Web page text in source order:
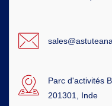
Parc d'activités
201301, Inde